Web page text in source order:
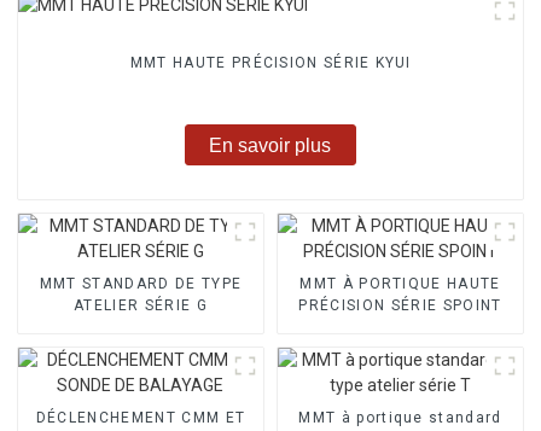
MMT HAUTE PRÉCISION SÉRIE KYUI
En savoir plus
MMT STANDARD DE TYPE
ATELIER SÉRIE G
MMT À PORTIQUE HAUTE
PRÉCISION SÉRIE SPOINT
DÉCLENCHEMENT CMM ET
MMT à portique standard